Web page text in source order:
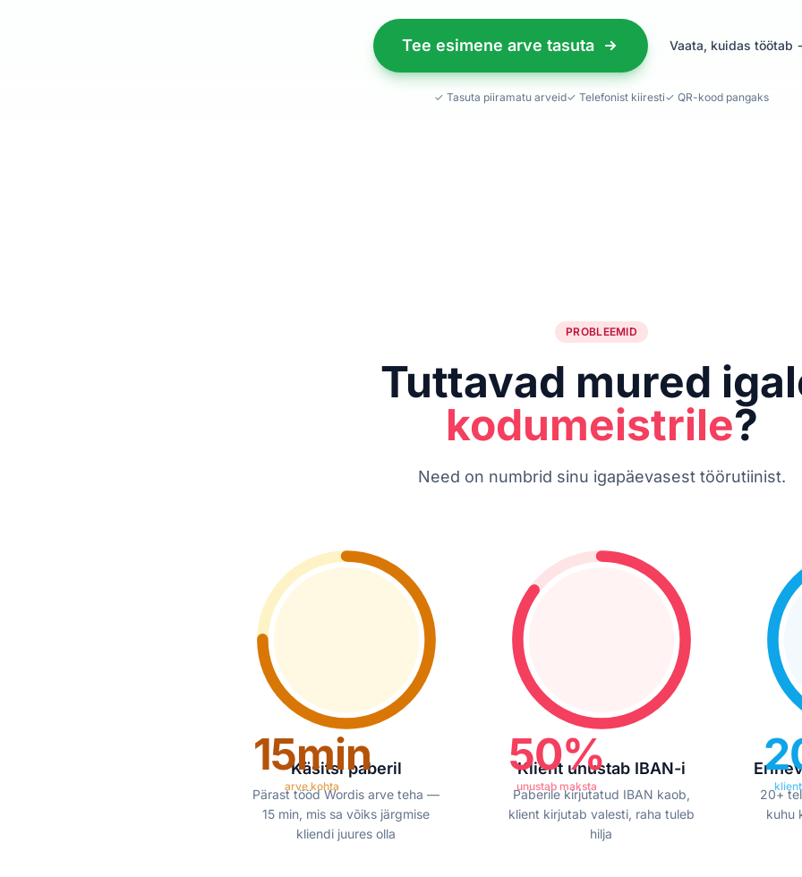
Tee esimene arve tasuta Vaata, kuidas töötab
✓ Tasuta piiramatu arveid✓ Telefonist kiiresti✓ QR-kood pangaks
PROBLEEMID
Tuttavad mured
kodumeistrile?
Need on numbrid sinu igapäevasest töörutiinist.
15min
arve kohta
Käsitsi paberil
Pärast tööd Wordis arve teha —
15 min, mis sa võiks järgmise
kliendi juures olla
50%
unustab maksta
Klient unustab IBAN-i
Paberile kirjutatud IBAN kaob,
klient kirjutab valesti, raha tuleb
hilja
20+
kuhu